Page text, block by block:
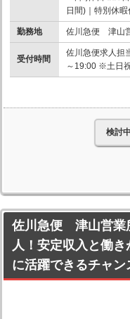
日間)｜特別休
勤務地 佐川急便 津山
受付時間
佐川急便求人担
～19:00 ※土日
検討
佐川急便 津山営業
人！安定収入と働
に活躍できるチャン